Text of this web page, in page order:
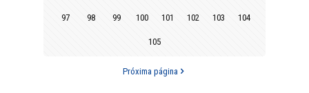
97 98 99 100 101 102 103 104
105
Próxima página